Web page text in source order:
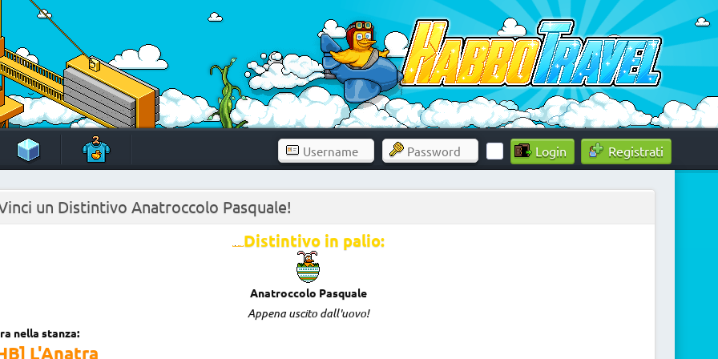
Registrati
un Distintivo Anatroccolo Pasquale!
Distintivo in palio:
Anatroccolo Pasquale
Appena uscito dall'uovo!
nella stanza:
L'Anatra